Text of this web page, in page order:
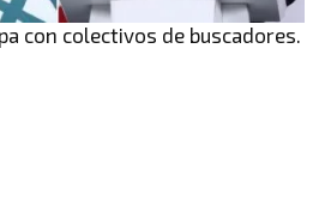
con colectivos de buscadores.